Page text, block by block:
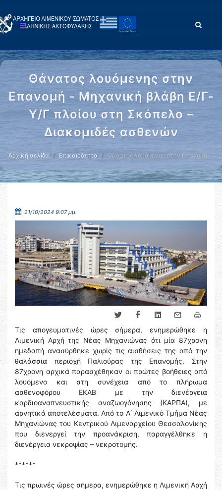
Θάνατος λουόμενης στην
Επανομή - Μηχανική βλάβη Ε/Γ-
Υ/Γ πλοίου στη Σκόπελο –
Διακομιδές ασθενών
Αρχική σελίδα Επικαιρότητα Θάνατος λουόμενης στην Επανομή …
21/10/2024 9:07 μμ.
Τις απογευματινές ώρες σήμερα, ενημερώθηκε η
Λιμενική Αρχή της Νέας Μηχανιώνας ότι μία 87χρονη
ημεδαπή ανασύρθηκε χωρίς τις αισθήσεις της από την
θαλάσσια περιοχή Παλιούρας της Επανομής. Στην
87χρονη αρχικά παρασχέθηκαν οι πρώτες βοήθειες από
λουόμενο και στη συνέχεια από το πλήρωμα
ασθενοφόρου ΕΚΑΒ με την διενέργεια
καρδιοαναπνευστικής αναζωογόνησης (ΚΑΡΠΑ), με
αρνητικά αποτελέσματα. Από το Α΄ Λιμενικό Τμήμα Νέας
Μηχανιώνας του Κεντρικού Λιμεναρχείου Θεσσαλονίκης
που διενεργεί την προανάκριση, παραγγέλθηκε η
διενέργεια νεκροψίας – νεκροτομής.
******
Τις πρωινές ώρες σήμερα, ενημερώθηκε η Λιμενική Αρχή